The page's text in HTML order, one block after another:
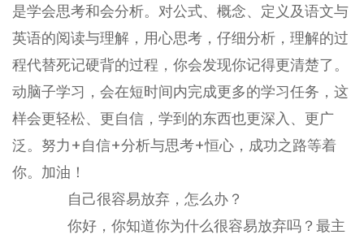
是学会思考和会分析。对公式、概念、定义及语文与
英语的阅读与理解，用心思考，仔细分析，理解的过
程代替死记硬背的过程，你会发现你记得更清楚了。
动脑子学习，会在短时间内完成更多的学习任务，这
样会更轻松、更自信，学到的东西也更深入、更广
泛。努力+自信+分析与思考+恒心，成功之路等着
你。加油！
自己很容易放弃，怎么办？
你好，你知道你为什么很容易放弃吗？最主